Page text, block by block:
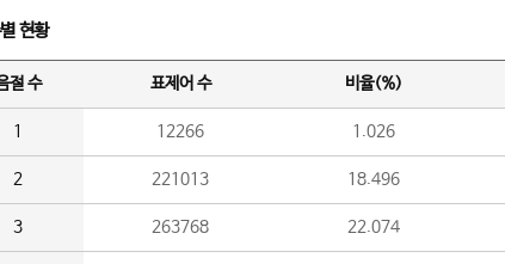
현황
절 수 표제어 수 비율(%)
1 12266 1.026
2 221013 18.496
3 263768 22.074